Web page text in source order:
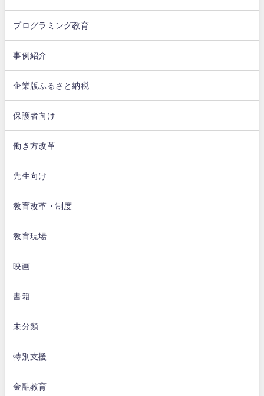
プログラミング教育
事例紹介
企業版ふるさと納税
保護者向け
働き方改革
先生向け
教育改革・制度
教育現場
映画
書籍
未分類
特別支援
金融教育